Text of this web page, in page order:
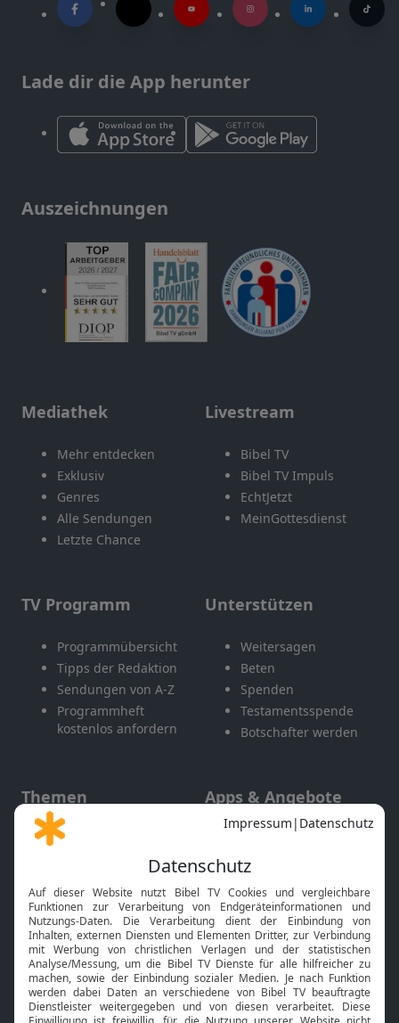
Lade dir die App herunter
Auszeichnungen
Mediathek
Mehr entdecken
Exklusiv
Genres
Alle Sendungen
Letzte Chance
Livestream
Bibel TV
Bibel TV Impuls
EchtJetzt
MeinGottesdienst
TV Programm
Programmübersicht
Tipps der Redaktion
Sendungen von A-Z
Programmheft
kostenlos anfordern
Unterstützen
Weitersagen
Beten
Spenden
Testamentsspende
Botschafter werden
Themen
Gott und Bibel erklärt
Neuigkeiten
Apps & Angebote
Mobile App
Smart TV
HbbTV
Bibelthek Online-Bibel
Nächster Gottesdienst